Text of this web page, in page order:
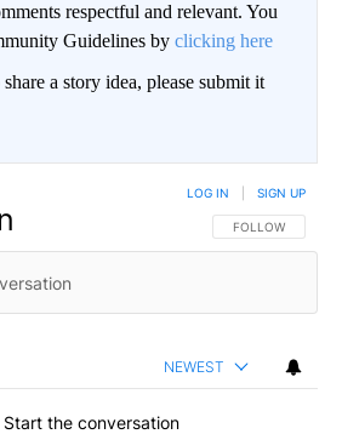
respectful and relevant. You
Guidelines by clicking here
a story idea, please submit it
FOLLOW THIS
FOLLOW
LOG IN SIGN UP
NEWEST
Start the conversation